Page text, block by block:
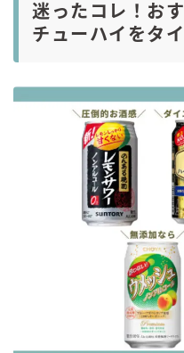
迷ったコレ！お
チューハイをタ